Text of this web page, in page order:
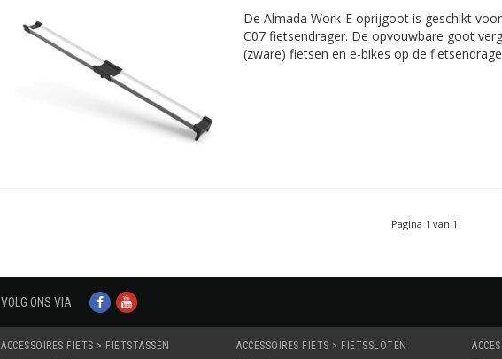
De Almada Work-E oprijgoot is geschikt
C07 fietsendrager. De opvouwbare goot
(zware) fietsen en e-bikes op de
Pagina 1 van 1
VOLG ONS VIA
ACCESSOIRES FIETS > FIETSTASSEN ACCESSOIRES FIETS > FIETSSLOTEN